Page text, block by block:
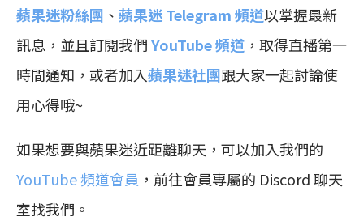
蘋果迷粉絲團 、 蘋果迷 Telegram 頻道以掌握最新
訊息，並且訂閱我們YouTube 頻道 ，取得直播第一
時間通知，或者加入蘋果迷社團跟大家一起討論使
用心得哦~
如果想要與蘋果迷近距離聊天，可以加入我們的
YouTube 頻道會員 ，前往會員專屬的 Discord 聊天
室找我們。